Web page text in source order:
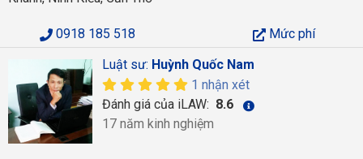
0918 185 518
Mức phí
Luật sư: Huỳnh Quốc Nam
1 nhận xét
Đánh giá của iLAW: 8.6
17 năm kinh nghiệm